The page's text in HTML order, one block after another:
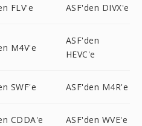
FLV'e ASF'den DIVX'e
M4V'e
ASF'den
HEVC'e
SWF'e ASF'den M4R'e
CDDA'e ASF'den WVE'e